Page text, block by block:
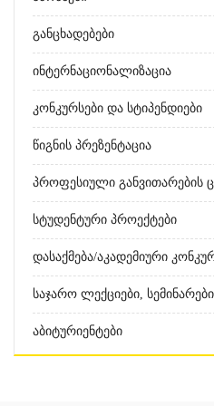
Განცხადებები
Ინტერნაციონალიზაცია
Კონკურსები Და Სტიპენდიები
Წიგნის Პრეზენტაცია
Პროფესიული Განვითარების
Სტუდენტური Პროექტები
Დასაქმება/აკადემიური
Საჯარო Ლექციები,
Აბიტურიენტები